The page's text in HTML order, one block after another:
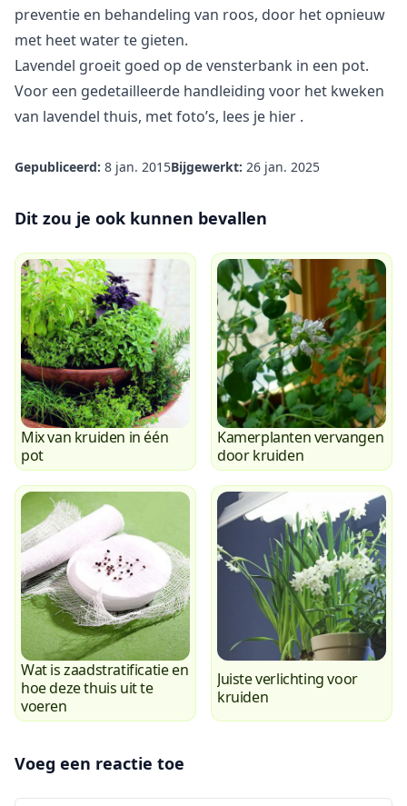
preventie en behandeling van roos, door het opnieuw
met heet water te gieten.
Lavendel groeit goed op de vensterbank in een pot.
Voor een gedetailleerde handleiding voor het kweken
van lavendel thuis, met foto’s, lees je hier .
Gepubliceerd: 8 jan. 2015Bijgewerkt: 26 jan. 2025
Dit zou je ook kunnen bevallen
Mix van kruiden in één
pot
Kamerplanten vervangen
door kruiden
Wat is zaadstratificatie en
hoe deze thuis uit te
voeren
Juiste verlichting voor
kruiden
Voeg een reactie toe